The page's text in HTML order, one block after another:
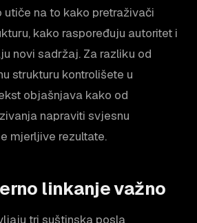
utiče na to kako pretraživači
kako raspoređuju autoritet i
novi sadržaj. Za razliku od
strukturu kontrolišete u
objašnjava kako od
napraviti svjesnu
mjerljive rezultate.
linkanje važno
tri suštinska posla